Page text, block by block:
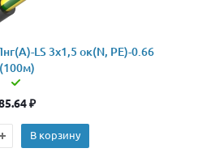
LS 3x1,5 ок(N, PE)-0.66
(100м)
₽
В корзину